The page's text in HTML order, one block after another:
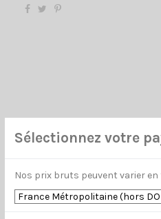
Sélectionnez votre
Nos prix bruts peuvent varier